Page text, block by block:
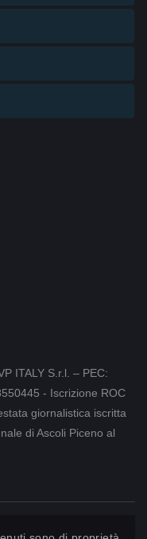
ITALY S.r.l. – PEC:
- Iscrizione ROC
giornalistica iscritta
di Ascoli Piceno al